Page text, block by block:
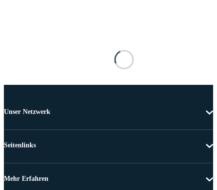
Unser Netzwerk
Seitenlinks
Mehr Erfahren